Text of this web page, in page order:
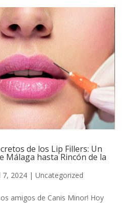
de los Lip Fillers: Un
Málaga hasta Rincón de la
7, 2024| Uncategorized
amigos de Canis Minor! Hoy